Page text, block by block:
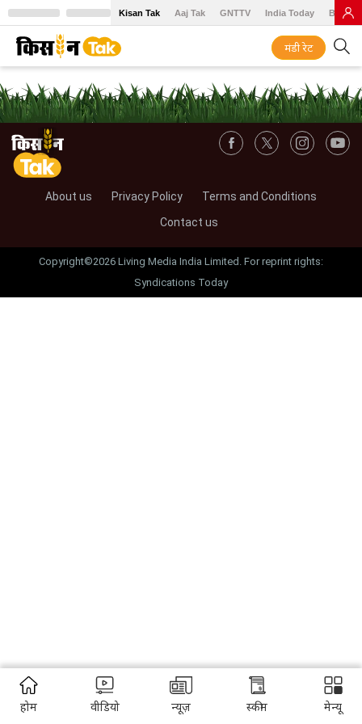
Kisan Tak Aaj Tak GNTTV India Today BT
मंडी रेट
About us Privacy Policy
Terms and Conditions
Contact us
Copyright©2026 Living Media India Limited. For reprint rights:
Syndications Today
होम वीडियो न्यूज़ स्कीम मेन्यू